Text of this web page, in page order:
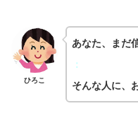
ひろこ
あなた、まだ
：
そんな人に、